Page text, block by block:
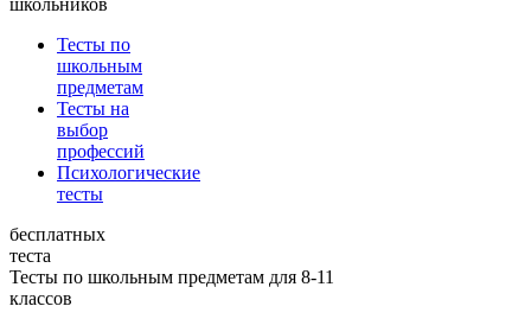
Тесты по
школьным
предметам
Тесты на
выбор
профессий
Психологические
тесты
бесплатных
теста
Тесты по школьным предметам для 8-11
классов